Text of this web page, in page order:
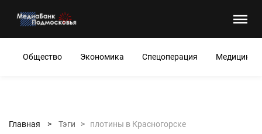
Общество Экономика Спецоперация Медицина
Главная > Тэги > плотины в Красногорске